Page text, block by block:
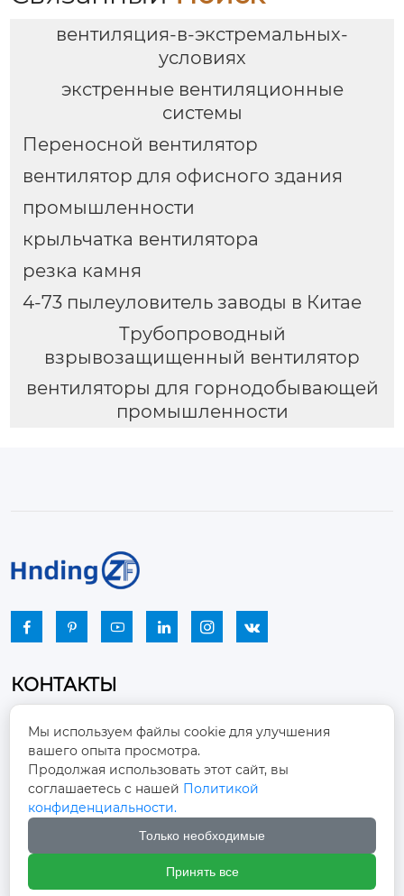
вентиляция-в-экстремальных-
условиях
экстренные вентиляционные
системы
Переносной вентилятор
вентилятор для офисного здания
промышленности
крыльчатка вентилятора
резка камня
4-73 пылеуловитель заводы в Китае
Трубопроводный
взрывозащищенный вентилятор
вентиляторы для горнодобывающей
промышленности
     
КОНТАКТЫ

Промышленный парк, город Наньцзяо,
район Чжоуцунь, город Цзыбо, провинция
Шаньдун
winston-xu@hengdingfan.com
+86-13806434669
 +86 13806434669
Мы используем файлы cookie для улучшения
вашего опыта просмотра.
Продолжая использовать этот сайт, вы
соглашаетесь с нашей Политикой
конфиденциальности.
Только необходимые
Принять все